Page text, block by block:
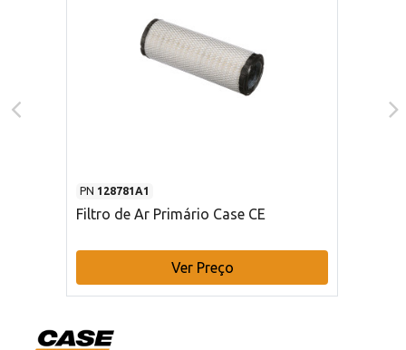
PN 128781A1
Filtro de Ar Primário Case CE
Ver Preço